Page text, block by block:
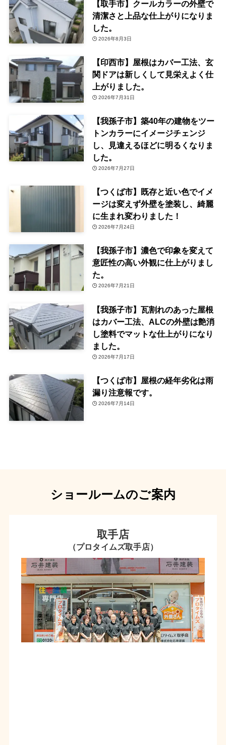
【取手市】クールカラーの外壁で
清潔さと上品な仕上がりになりま
した。
2026年8月3日
【印西市】屋根はカバー工法、玄
関ドアは新しくして見栄えよく仕
上がりました。
2026年7月31日
【我孫子市】築40年の建物をツー
トンカラーにイメージチェンジ
し、見違えるほどに明るくなりま
した。
2026年7月27日
【つくば市】既存と近い色でイメ
ージは変えず外壁を塗装し、綺麗
に生まれ変わりました！
2026年7月24日
【我孫子市】濃色で印象を変えて
意匠性の高い外観に仕上がりまし
た。
2026年7月21日
【我孫子市】瓦割れのあった屋根
はカバー工法、ALCの外壁は艶消
し塗料でマットな仕上がりになり
ました。
2026年7月17日
【つくば市】屋根の経年劣化は雨
漏り注意報です。
2026年7月14日
ショールームのご案内
取手店
（プロタイムズ取手店）